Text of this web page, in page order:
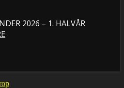
2026 – 1. HALVÅR